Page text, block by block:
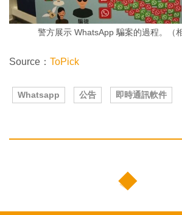
警方展示 WhatsApp 騙案的過程。（
Source： ToPick
Whatsapp 公告 即時通訊軟件